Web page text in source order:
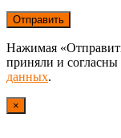
Нажимая
приняли и согласны
данных.
×